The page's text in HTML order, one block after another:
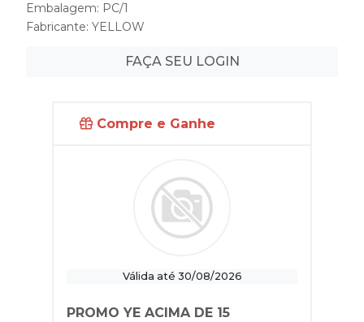
Embalagem: PC/1
Fabricante: YELLOW
FAÇA SEU LOGIN
Compre e Ganhe
Válida até 30/08/2026
PROMO YE ACIMA DE 15